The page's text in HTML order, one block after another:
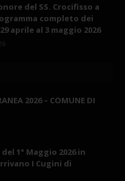
del SS. Crocifisso a
completo dei
aprile al 3 maggio 2026
2026 – COMUNE DI
1° Maggio 2026 in
I Cugini di